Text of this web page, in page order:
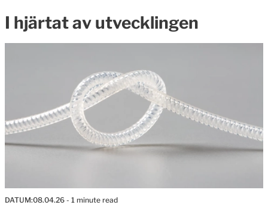
I hjärtat av utvecklingen
DATUM:08.04.26 - 1 minute read